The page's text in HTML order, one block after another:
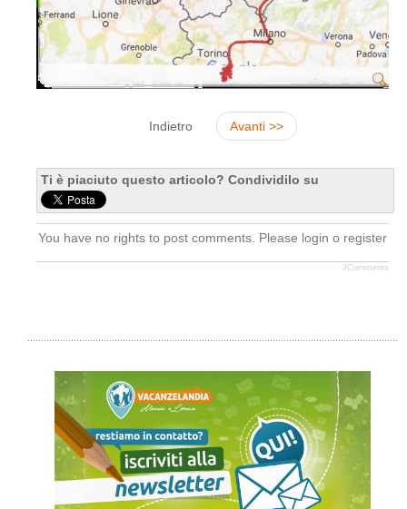
Indietro Avanti >>
Ti è piaciuto questo articolo? Condividilo su
You have no rights to post comments. Please login o register
JComments